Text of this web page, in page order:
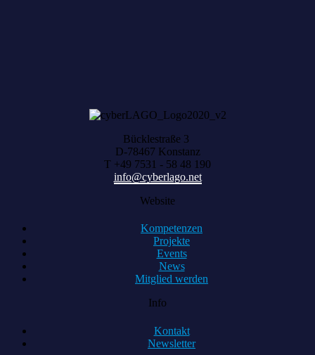
Bücklestraße 3
D-78467 Konstanz
T +49 7531 - 58 48 190
info@cyberlago.net
Website
Kompetenzen
Projekte
Events
News
Mitglied werden
Info
Kontakt
Newsletter